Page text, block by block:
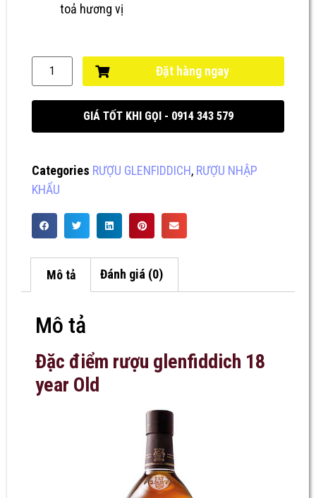
toả hương vị
Đặt hàng ngay
GIÁ TỐT KHI GỌI - 0914 343 579
Categories RƯỢU GLENFIDDICH, RƯỢU NHẬP
KHẨU
Mô tả Đánh giá (0)
Mô tả
Đặc điểm rượu glenfiddich 18
year Old